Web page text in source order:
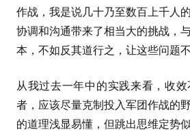
作战，我是说几十乃至数百上千人
协调和沟通带来了相当大的挑战，
本，不如反其道行之，让这些问题不
从我过去一年中的实践来看，收
者，应该尽量克制投入军团作战的
的道理浅显易懂，但跳出思维定势